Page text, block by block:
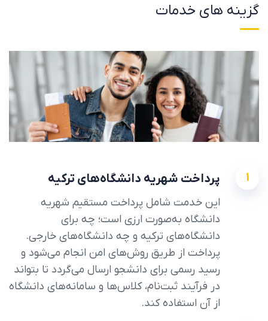
گزینه های خدمات
1 پرداخت شهریه دانشگاه‌های ترکیه
این خدمت شامل پرداخت مستقیم شهریه
دانشگاه به‌صورت ارزی است؛ چه برای
دانشگاه‌های ترکیه و چه دانشگاه‌های خارجی.
پرداخت از طریق روش‌های امن انجام می‌شود و
رسید رسمی برای دانشجو ارسال می‌گردد تا بتواند
در فرآیند ثبت‌نام، کلاس‌ها و سامانه‌های دانشگاه
از آن استفاده کند.